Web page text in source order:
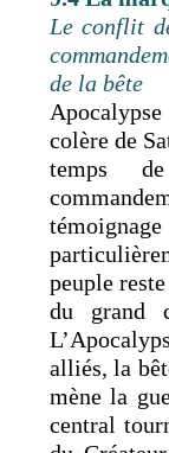
Le conflit
de la bête
colère de
temps
peuple
du grand
alliés, la
mène la
central